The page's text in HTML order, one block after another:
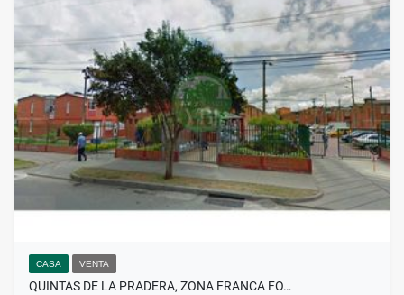
CASA VENTA
QUINTAS DE LA PRADERA, ZONA FRANCA FO…